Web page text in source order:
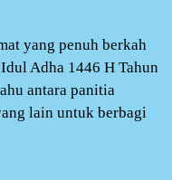
yang penuh berkah
Adha 1446 H Tahun
antara panitia
lain untuk berbagi